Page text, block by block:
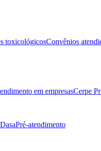
toxicológicosConvênios
em empresasCerpe
Pré-atendimento